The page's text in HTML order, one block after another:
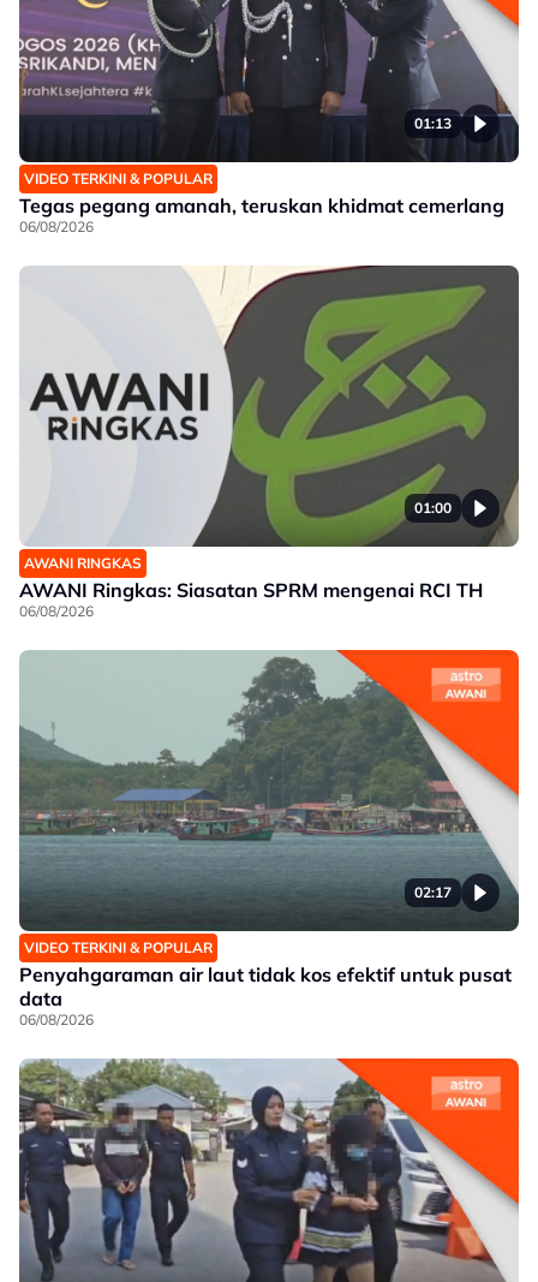
01:13
VIDEO TERKINI & POPULAR
Tegas pegang amanah, teruskan khidmat cemerlang
06/08/2026
01:00
AWANI RINGKAS
AWANI Ringkas: Siasatan SPRM mengenai RCI TH
06/08/2026
02:17
VIDEO TERKINI & POPULAR
Penyahgaraman air laut tidak kos efektif untuk pusat
data
06/08/2026